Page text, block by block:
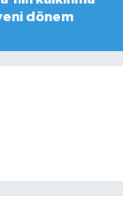
dönem